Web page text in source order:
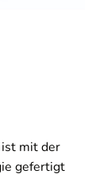
ist mit der
gefertigt